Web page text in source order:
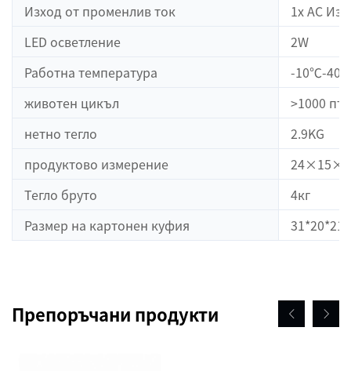
Изход от променлив ток
1x AC
LED осветление
2W
Работна температура
-10℃-
животен цикъл
>1000
нетно тегло
2.9KG
продуктово измерение
Тегло бруто
4кг
Размер на картонен куфия
31*20*21
Препоръчани продукти